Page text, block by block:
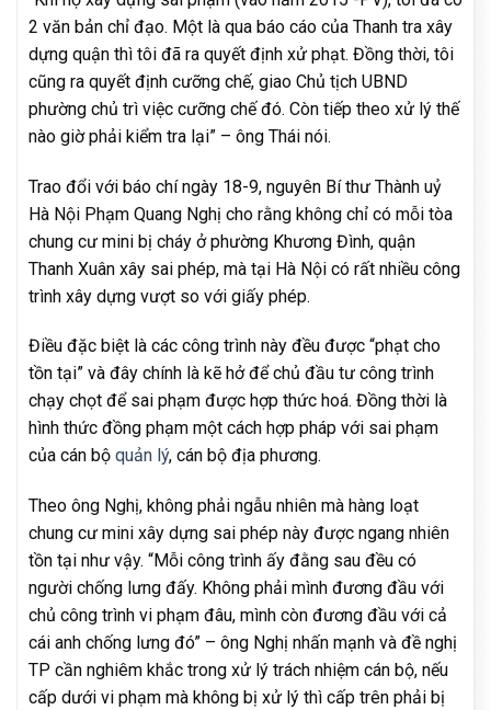
2 văn bản chỉ đạo. Một là qua báo cáo của Thanh tra xây
dựng quận thì tôi đã ra quyết định xử phạt. Đồng thời, tôi
cũng ra quyết định cưỡng chế, giao Chủ tịch UBND
phường chủ trì việc cưỡng chế đó. Còn tiếp theo xử lý thế
nào giờ phải kiểm tra lại” – ông Thái nói.
Trao đổi với báo chí ngày 18-9, nguyên Bí thư Thành uỷ
Hà Nội Phạm Quang Nghị cho rằng không chỉ có mỗi tòa
chung cư mini bị cháy ở phường Khương Đình, quận
Thanh Xuân xây sai phép, mà tại Hà Nội có rất nhiều công
trình xây dựng vượt so với giấy phép.
Điều đặc biệt là các công trình này đều được “phạt cho
tồn tại” và đây chính là kẽ hở để chủ đầu tư công trình
chạy chọt để sai phạm được hợp thức hoá. Đồng thời là
hình thức đồng phạm một cách hợp pháp với sai phạm
của cán bộ quản lý, cán bộ địa phương.
Theo ông Nghị, không phải ngẫu nhiên mà hàng loạt
chung cư mini xây dựng sai phép này được ngang nhiên
tồn tại như vậy. “Mỗi công trình ấy đằng sau đều có
người chống lưng đấy. Không phải mình đương đầu với
chủ công trình vi phạm đâu, mình còn đương đầu với cả
cái anh chống lưng đó” – ông Nghị nhấn mạnh và đề nghị
TP cần nghiêm khắc trong xử lý trách nhiệm cán bộ, nếu
cấp dưới vi phạm mà không bị xử lý thì cấp trên phải bị